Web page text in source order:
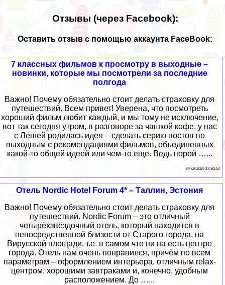
Отзывы (через Facebook):
Оставить отзыв с помощью аккаунта FaceBook:
7 классных фильмов к просмотру в выходные –
новинки, которые мы посмотрели за последние
полгода
Важно! Почему обязательно стоит делать страховку для
путешествий. Всем привет! Уверена, что посмотреть
хороший фильм любит каждый, и мы тому не исключение,
вот так сегодня утром, в разговоре за чашкой кофе, у нас
с Лёшей родилась идея – сделать серию постов по
выходным с рекомендациями фильмов, объединенных
какой-то общей идеей или чем-то еще. Ведь порой …...
07 08 2026 17:30:53
Отель Nordic Hotel Forum 4* – Таллин, Эстония
Важно! Почему обязательно стоит делать страховку для
путешествий. Nordic Forum – это отличный
четырёхзвёздочный отель, который находится в
непосредственной близости от Старого города, на
Вирусской площади, т.е. в самом что ни на есть центре
города. Отель нам очень понравился, причём по всем
параметрам – оформлением интерьера, отличным relax-
центром, хорошими завтраками и, конечно, удобным
расположением. До …...